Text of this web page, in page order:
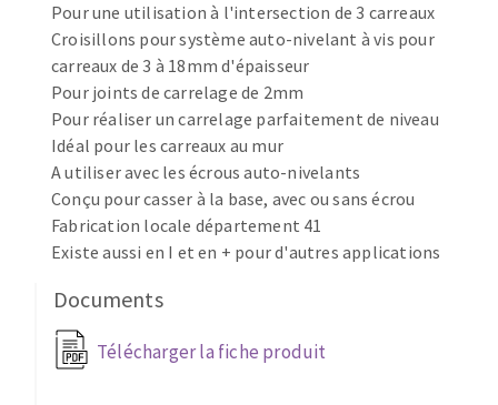
Feutres à polir
Bandes sans fin
Rouleaux d'atelier
MACHINES POUR LE TRAVAIL DU MÉTAL
Tronçonneuses
Scies à ruban
Perceuses
Perceuses magnétiques
Affuteurs de forets
Ponceuses
OUTILS COUPANTS
Fraises scies
Pour une utilisation à l'intersection de 3 carreaux
Croisillons pour système auto-nivelant à vis pour
carreaux de 3 à 18mm d'épaisseur
Pour joints de carrelage de 2mm
Pour réaliser un carrelage parfaitement de niveau
Idéal pour les carreaux au mur
A utiliser avec les écrous auto-nivelants
Conçu pour casser à la base, avec ou sans écrou
Fabrication locale département 41
Existe aussi en I et en + pour d'autres applications
Documents
Télécharger la fiche produit